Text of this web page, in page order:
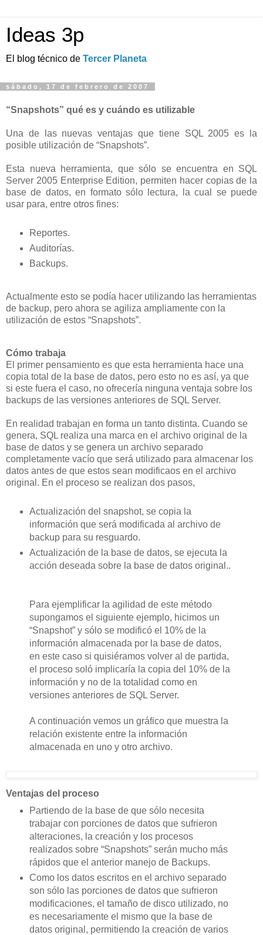
Ideas 3p
El blog técnico de Tercer Planeta
sábado, 17 de febrero de 2007
“Snapshots” qué es y cuándo es utilizable
Una de las nuevas ventajas que tiene SQL 2005 es la
posible utilización de “Snapshots”.
Esta nueva herramienta, que sólo se encuentra en SQL
Server 2005 Enterprise Edition, permiten hacer copias de la
base de datos, en formato sólo lectura, la cual se puede
usar para, entre otros fines:
Reportes.
Auditorías.
Backups.
Actualmente esto se podía hacer utilizando las herramientas
de backup, pero ahora se agiliza ampliamente con la
utilización de estos “Snapshots”.
Cómo trabaja
El primer pensamiento es que esta herramienta hace una
copia total de la base de datos, pero esto no es así, ya que
si este fuera el caso, no ofrecería ninguna ventaja sobre los
backups de las versiones anteriores de SQL Server.
En realidad trabajan en forma un tanto distinta. Cuando se
genera, SQL realiza una marca en el archivo original de la
base de datos y se genera un archivo separado
completamente vacío que será utilizado para almacenar los
datos antes de que estos sean modificaos en el archivo
original. En el proceso se realizan dos pasos,
Actualización del snapshot, se copia la
información que será modificada al archivo de
backup para su resguardo.
Actualización de la base de datos, se ejecuta la
acción deseada sobre la base de datos original..
Para ejemplificar la agilidad de este método
supongamos el siguiente ejemplo, hicimos un
“Snapshot” y sólo se modificó el 10% de la
información almacenada por la base de datos,
en este caso si quisiéramos volver al de partida,
el proceso soló implicaría la copia del 10% de la
información y no de la totalidad como en
versiones anteriores de SQL Server.
A continuación vemos un gráfico que muestra la
relación existente entre la información
almacenada en uno y otro archivo.
Ventajas del proceso
Partiendo de la base de que sólo necesita
trabajar con porciones de datos que sufrieron
alteraciones, la creación y los procesos
realizados sobre “Snapshots” serán mucho más
rápidos que el anterior manejo de Backups.
Como los datos escritos en el archivo separado
son sólo las porciones de datos que sufrieron
modificaciones, el tamaño de disco utilizado, no
es necesariamente el mismo que la base de
datos original, permitiendo la creación de varios